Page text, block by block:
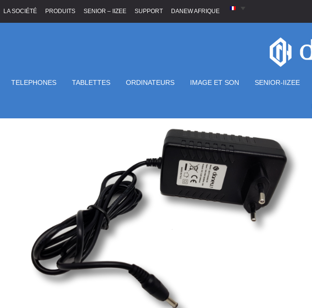
LA SOCIÉTÉ PRODUITS SENIOR – IIZEE SUPPORT DANEW AFRIQUE
TELEPHONES TABLETTES ORDINATEURS IMAGE ET SON SENIOR-IIZEE